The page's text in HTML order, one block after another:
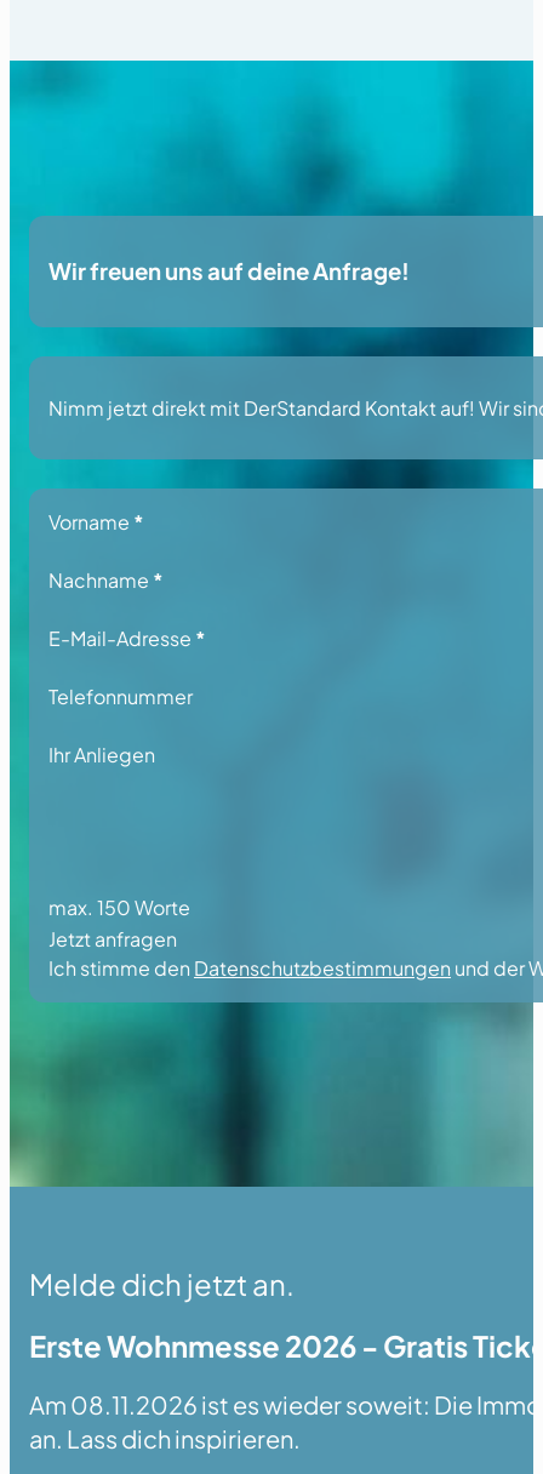
Wir freuen uns auf deine Anfrage!
Nimm jetzt direkt mit DerStandard Kontakt auf! Wir
Section
Vorname *
Nachname *
E-Mail-Adresse *
Telefonnummer
Ihr Anliegen
max. 150 Worte
Jetzt anfragen
Ich stimme den Datenschutzbestimmungen und der
Melde dich jetzt an.
Erste Wohnmesse 2026 - Gratis
Am 08.11.2026 ist es wieder soweit: Die
an. Lass dich inspirieren.